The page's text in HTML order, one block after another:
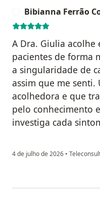
Bibianna Ferrão
A Dra. Giulia acolhe
pacientes de forma
a singularidade de
assim que me senti.
acolhedora e que
pelo conhecimento
investiga cada
4 de julho de 2026 •